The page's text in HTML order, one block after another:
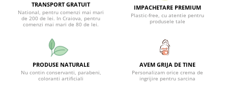
TRANSPORT GRATUIT
National, pentru comenzi mai mari
de 200 de lei. In Craiova, pentru
comenzi mai mari de 80 de lei.
IMPACHETARE PREMIUM
Plastic-free, cu atentie pentru
produsele tale
PRODUSE NATURALE
Nu contin conservanti, parabeni,
coloranti artificiali
AVEM GRIJA DE TINE
Personalizam orice crema de
ingrijire pentru sarcina